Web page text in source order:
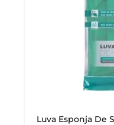
Luva Esponja De